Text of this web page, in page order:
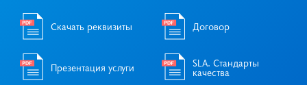
Скачать реквизиты Договор
Презентация услуги SLA. Стандарты
качества